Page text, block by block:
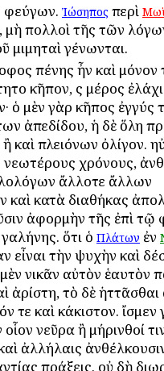
φεύγων. Ἰώσηπος περὶ
μὴ πολλοὶ τῆς τῶν
μιμηταὶ γένωνται.
πένης ἦν καὶ μόνον
κῆπον, ὃς μέρος
ὁ μὲν γὰρ κῆπος ἐγγύς
ἀπεδίδου, ἡ δὲ ὅλη
καὶ πλειόνων ὀλίγον.
νεωτέρους χρόνους,
ἄλλοτε ἄλλων
καὶ κατὰ διαθήκας
ἀφορμὴν τῆς ἐπὶ
ὅτι ὁ Πλάτων ἐν
εἶναι τὴν ψυχὴν καὶ
νικᾶν αὐτὸν ἑαυτὸν
ἀρίστη, τὸ δὲ ἡττᾶσθαι
τε καὶ κάκιστον. ἴσμεν
νεῦρα ἢ μήρινθοί
ἀλλήλαις
πράξεις. οὐ δὴ